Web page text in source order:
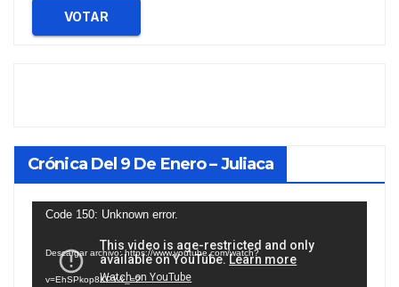
VOTAR
Crónica Del 9 De Enero – Juliaca
Reproductor
vídeo
Code 150: Unknown error.
Descargar archivo: https://www.youtube.com/watch?
v=EhSPkop8KPY&_=2